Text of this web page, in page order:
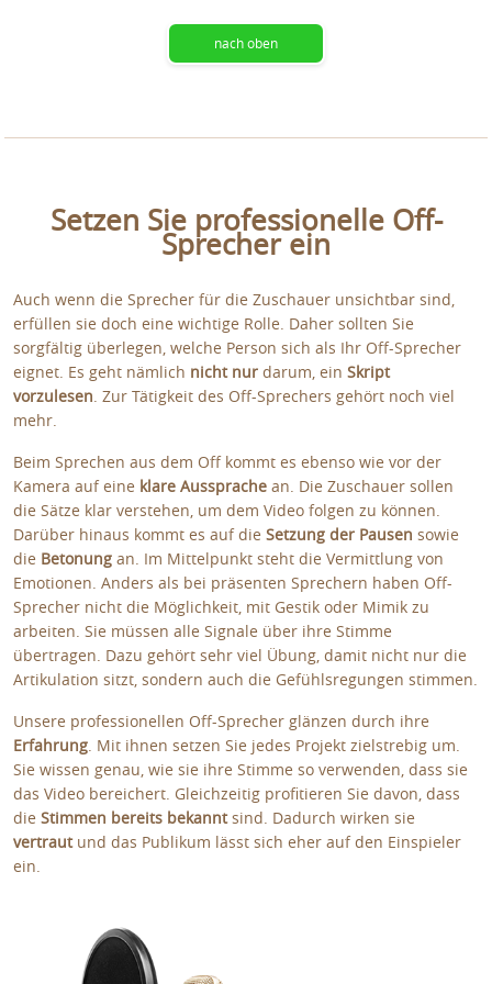
nach oben
Setzen Sie professionelle Off-
Sprecher ein
Auch wenn die Sprecher für die Zuschauer unsichtbar sind,
erfüllen sie doch eine wichtige Rolle. Daher sollten Sie
sorgfältig überlegen, welche Person sich als Ihr Off-Sprecher
eignet. Es geht nämlich nicht nur darum, einSkript
vorzulesen. Zur Tätigkeit des Off-Sprechers gehört noch viel
mehr.
Beim Sprechen aus dem Off kommt es ebenso wie vor der
Kamera auf eine klare Aussprache an. Die Zuschauer sollen
die Sätze klar verstehen, um dem Video folgen zu können.
Darüber hinaus kommt es auf dieSetzung der Pausen sowie
die Betonung an. Im Mittelpunkt steht die Vermittlung von
Emotionen. Anders als bei präsenten Sprechern haben Off-
Sprecher nicht die Möglichkeit, mit Gestik oder Mimik zu
arbeiten. Sie müssen alle Signale über ihre Stimme
übertragen. Dazu gehört sehr viel Übung, damit nicht nur die
Artikulation sitzt, sondern auch die Gefühlsregungen stimmen.
Unsere professionellen Off-Sprecher glänzen durch ihre
Erfahrung. Mit ihnen setzen Sie jedes Projekt zielstrebig um.
Sie wissen genau, wie sie ihre Stimme so verwenden, dass sie
das Video bereichert. Gleichzeitig profitieren Sie davon, dass
dieStimmen bereits bekanntsind. Dadurch wirken sie
vertrautund das Publikum lässt sich eher auf den Einspieler
ein.